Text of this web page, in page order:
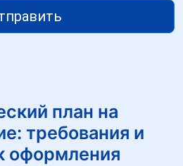
план на
требования и
оформления